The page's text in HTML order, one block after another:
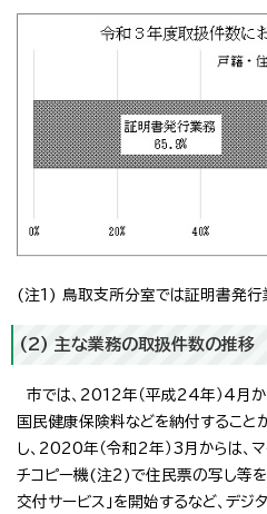
(注1) 鳥取支所分室では証明書発行
(2) 主な業務の取扱件数の推移
市では、2012年（平成24年）4月か
国民健康保険料などを納付すること
し、2020年（令和2年）3月からは、
チコピー機(注2)で住民票の写し等を
交付サービス」を開始するなど、デ